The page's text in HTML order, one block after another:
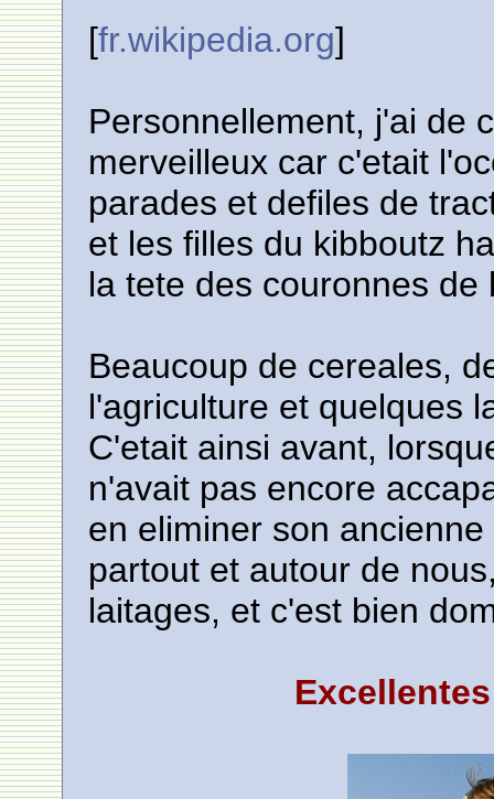
[fr.wikipedia.org]
Personnellement, j'ai de
merveilleux car c'etait
parades et defiles de
et les filles du kibboutz
la tete des couronnes de
Beaucoup de cereales,
l'agriculture et quelques
C'etait ainsi avant,
n'avait pas encore
en eliminer son
partout et autour de
laitages, et c'est bien